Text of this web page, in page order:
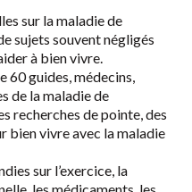
sur la maladie de
sujets souvent négligés
à bien vivre.
60 guides, médecins,
de la maladie de
recherches de pointe, des
bien vivre avec la maladie
sur l’exercice, la